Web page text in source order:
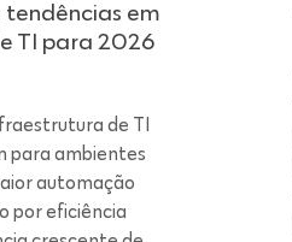
em
TI para 2026
de TI
para ambientes
automação
por eficiência